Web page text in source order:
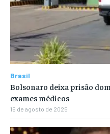
Brasil
Bolsonaro deixa prisão
exames médicos
16 de agosto de 2025